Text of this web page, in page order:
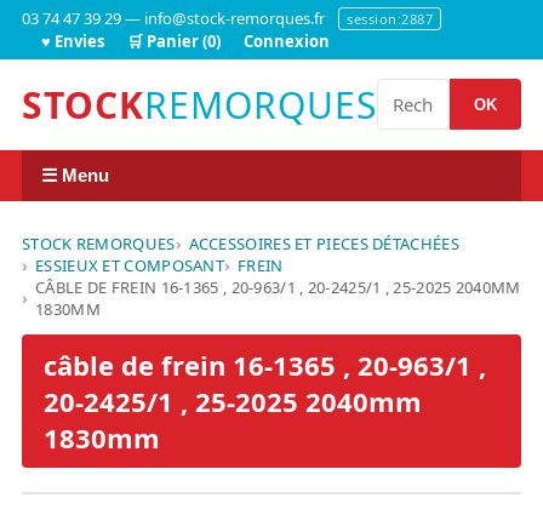
03 74 47 39 29 — info@stock-remorques.fr session:2887
♥ Envies 🛒 Panier (0) Connexion
STOCKREMORQUES OK
☰ Menu
STOCK REMORQUES
ACCESSOIRES ET PIECES DÉTACHÉES
ESSIEUX ET COMPOSANT
FREIN
CÂBLE DE FREIN 16-1365 , 20-963/1 , 20-2425/1 , 25-2025 2040MM
1830MM
câble de frein 16-1365 , 20-963/1 ,
20-2425/1 , 25-2025 2040mm
1830mm